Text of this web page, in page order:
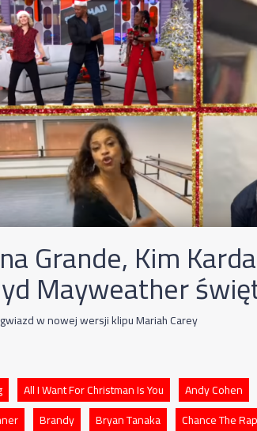
Grande, Kim
Mayweather
w nowej wersji klipu Mariah Carey
All I Want For Christman Is You Andy Cohen
Brandy Bryan Tanaka Chance The